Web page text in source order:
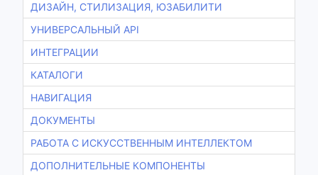
ДИЗАЙН, СТИЛИЗАЦИЯ, ЮЗАБИЛИТИ
УНИВЕРСАЛЬНЫЙ API
ИНТЕГРАЦИИ
КАТАЛОГИ
НАВИГАЦИЯ
ДОКУМЕНТЫ
РАБОТА С ИСКУССТВЕННЫМ ИНТЕЛЛЕКТОМ
ДОПОЛНИТЕЛЬНЫЕ КОМПОНЕНТЫ